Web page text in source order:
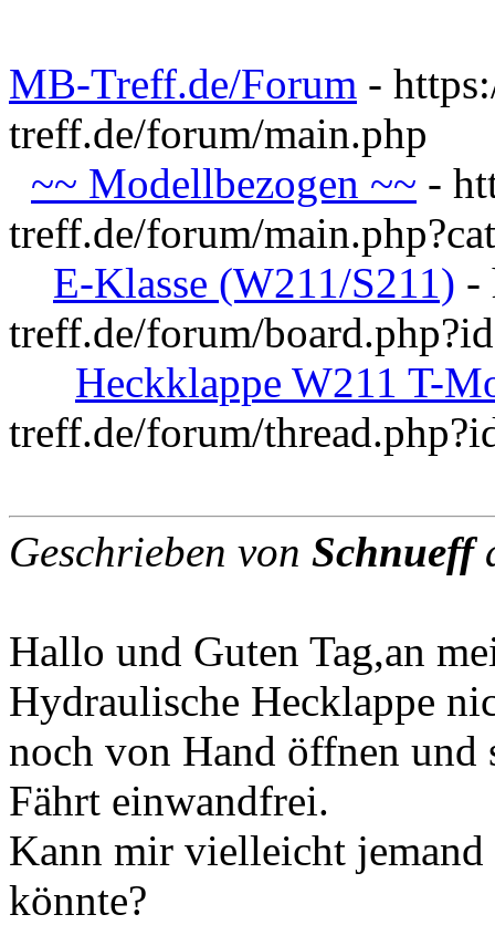
MB-Treff.de/Forum -
treff.de/forum/main.php
~~ Modellbezogen ~~ -
treff.de/forum/
E-Klasse (W211/S211) -
treff.de/forum/
Heckklappe W211 T-
treff.de/forum/
Geschrieben von Schnueff
Hallo und Guten Tag,an
Hydraulische Hecklappe
noch von Hand öffnen
Fährt einwandfrei.
Kann mir vielleicht jemand
könnte?